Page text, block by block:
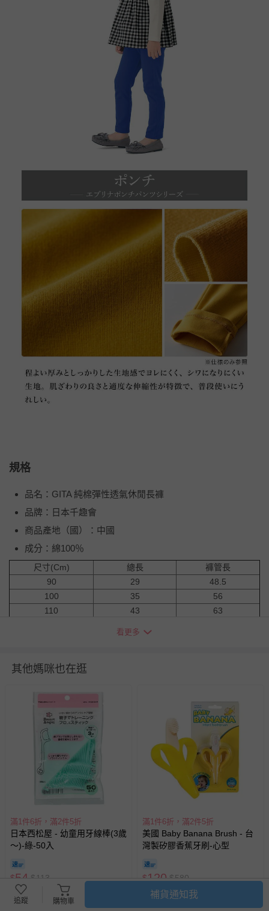
規格
品名：GITA 純棉彈性透氣休閒長褲
品牌：日本千趣會
商品產地（國）：中國
成分：綿100％
尺寸(Cm) 總長
褲管長
90
29
48.5
100
35
56
110
43
63
150
衣物洗滌、注意事項
尺寸表單位皆為公分
，會因布料彈性、水洗處理、測量
起訖點等因素，與實際商品尺寸略有誤差
深淺色請分開洗滌，以避免造成互相移染。請使用中性洗
劑；浸泡時間不宜過長
針織、刺繡、立體造型等類服飾，建議套入洗衣袋再清潔
過分烘乾會導致衣物收縮，破壞織物纖維，不建議使用烘衣
每件商品在拍攝時力求忠實呈現，但因為每台電腦、手機或
平板會因為螢幕亮度及解析度不同，與實際成品還是會有些
差異
看更多
其他媽咪也在逛
滿1件6折，滿2件5折
日本西松屋 - 幼童用牙線棒(3歲
～)-綠-50入
$54 $ 113
已售出 1306
滿1件6折，滿2件5折
美國 Baby Banana Brush - 台
灣製矽膠香蕉牙刷-心型
$120 $580
已售出 4302
追蹤 購物車
補貨通知我